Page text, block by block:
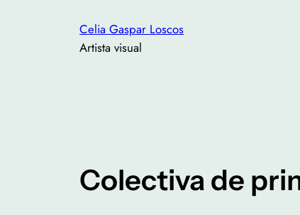
Celia Gaspar Loscos
Artista visual
Colectiva de